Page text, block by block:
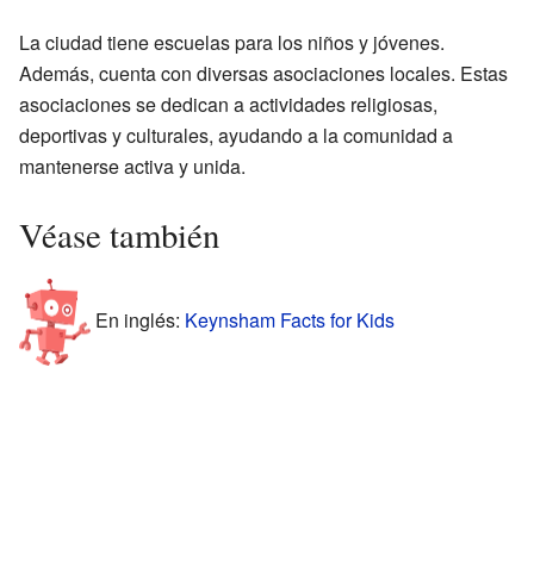
La ciudad tiene escuelas para los niños y jóvenes.
Además, cuenta con diversas asociaciones locales. Estas
asociaciones se dedican a actividades religiosas,
deportivas y culturales, ayudando a la comunidad a
mantenerse activa y unida.
Véase también
En inglés: Keynsham Facts for Kids